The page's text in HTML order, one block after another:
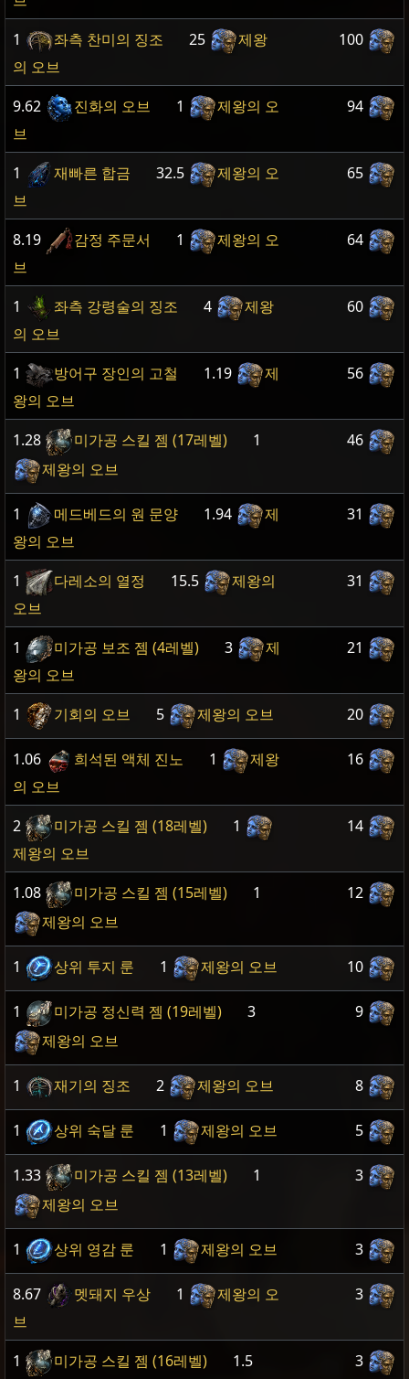
1
좌측 찬미의 징조 25
제왕
의 오브
100
9.62 진화의 오브 1
제왕의 오
브
94
1 재빠른 합금 32.5
제왕의 오
브
65
8.19 감정 주문서 1
제왕의 오
브
64
1 좌측 강령술의 징조 4
제왕
의 오브
60
1 방어구 장인의 고철 1.19
제
왕의 오브
56
1.28 미가공 스킬 젬 (17레벨)
1
제왕의 오브
46
1 메드베드의 원 문양 1.94
제
왕의 오브
31
1 다레소의 열정 15.5
제왕의
오브
31
1 미가공 보조 젬 (4레벨) 3
제
왕의 오브
21
1 기회의 오브 5 제왕의 오브 20
1.06 희석된 액체 진노 1
제왕
의 오브
16
2 미가공 스킬 젬 (18레벨)
1
제왕의 오브
14
1.08 미가공 스킬 젬 (15레벨)
1
제왕의 오브
12
1 상위 투지 룬 1 제왕의 오브 10
1 미가공 정신력 젬 (19레벨)
3
제왕의 오브
9
1 재기의 징조 2 제왕의 오브 8
1 상위 숙달 룬 1 제왕의 오브 5
1.33 미가공 스킬 젬 (13레벨)
1
제왕의 오브
3
1 상위 영감 룬 1 제왕의 오브 3
8.67 멧돼지 우상 1
제왕의 오
브
3
1 미가공 스킬 젬 (16레벨)
1.5
3